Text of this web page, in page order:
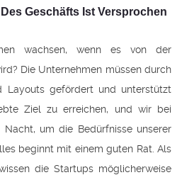
Geschäfts Ist Versprochen
wachsen, wenn es von der
Die Unternehmen müssen durch
Layouts gefördert und unterstützt
Ziel zu erreichen, und wir bei
Nacht, um die Bedürfnisse unserer
beginnt mit einem guten Rat. Als
die Startups möglicherweise